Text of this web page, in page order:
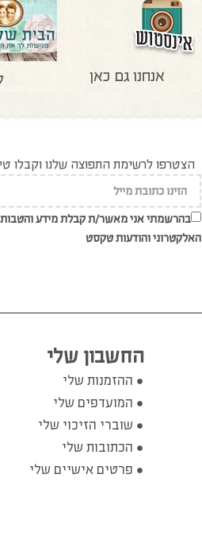
אנחנו גם כאן
הצטרפו לרשימת התפוצה שלנו וקבלו
בהרשמתי אני מאשר/ת קבלת מידע
האלקטרוני והודעות טקסט
החשבון שלי
ההזמנות שלי
המועדפים שלי
שוברי הזיכוי שלי
הכתובות שלי
פרטים אישיים שלי